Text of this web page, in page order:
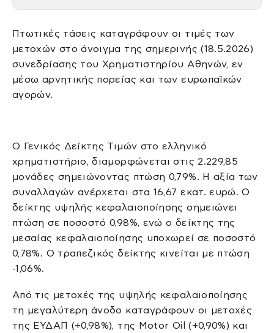
Πτωτικές τάσεις καταγράφουν οι τιμές των
μετοχών στο άνοιγμα της σημερινής (18.5.2026)
συνεδρίασης του Χρηματιστηρίου Αθηνών, εν
μέσω αρνητικής πορείας και των ευρωπαϊκών
αγορών.
O Γενικός Δείκτης Τιμών στο ελληνικό
χρηματιστήριο, διαμορφώνεται στις 2.229,85
μονάδες σημειώνοντας πτώση 0,79%. Η αξία των
συναλλαγών ανέρχεται στα 16,67 εκατ. ευρώ. Ο
δείκτης υψηλής κεφαλαιοποίησης σημειώνει
πτώση σε ποσοστό 0,98%, ενώ ο δείκτης της
μεσαίας κεφαλαιοποίησης υποχωρεί σε ποσοστό
0,78%. Ο τραπεζικός δείκτης κινείται με πτώση
-1,06%.
Από τις μετοχές της υψηλής κεφαλαιοποίησης
τη μεγαλύτερη άνοδο καταγράφουν οι μετοχές
της ΕΥΔΑΠ (+0,98%), της Motor Oil (+0,90%) και